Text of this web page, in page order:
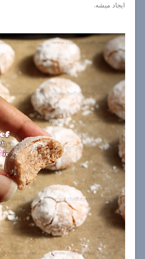
ایجاد میشه.